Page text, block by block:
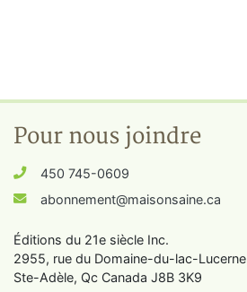
Pour nous joindre
450 745-0609
abonnement@maisonsaine.ca
Éditions du 21e siècle Inc.
2955, rue du Domaine-du-lac-Lucerne
Ste-Adèle, Qc Canada J8B 3K9